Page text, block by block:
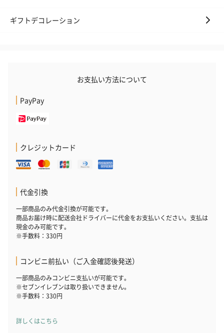
キャンドル・お香
フラッグカプセル：イ
ンセンススティック
（880円）
おつまみ・その他
す。
ギフトデコレーション
お支払い方法について
PayPay
クレジットカード
代金引換
一部商品のみ代金引換が可能です。
商品お届け時に配送会社ドライバーに代金をお支払いください。支払は
現金のみ可能です。
※手数料：330円
コンビニ前払い（ご入金確認後発送）
一部商品のみコンビニ支払いが可能です。
※セブンイレブンは取り扱いできません。
※手数料：330円
詳しくはこちら